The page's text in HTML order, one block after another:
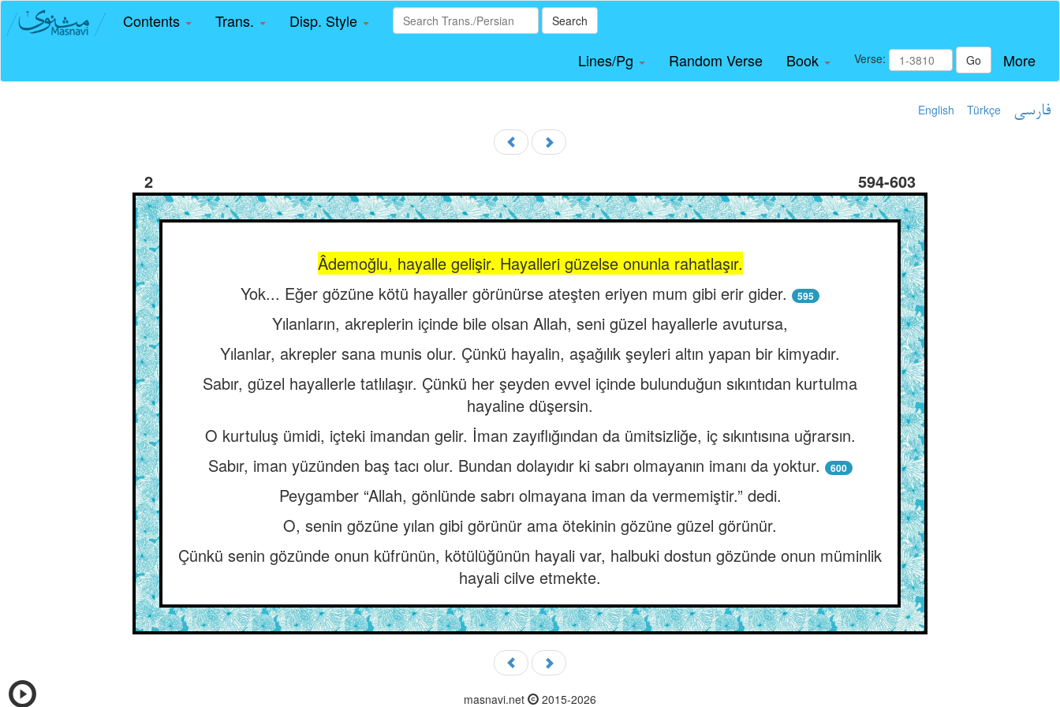
Contents Trans. Disp. Style Search
Lines/Pg Random Verse Book Verse: Go More
English Türkçe فارسی
2 594-603
Âdemoğlu, hayalle gelişir. Hayalleri güzelse onunla rahatlaşır.
Yok... Eğer gözüne kötü hayaller görünürse ateşten eriyen mum gibi erir gider.
595
Yılanların, akreplerin içinde bile olsan Allah, seni güzel hayallerle avutursa,
Yılanlar, akrepler sana munis olur. Çünkü hayalin, aşağılık şeyleri altın yapan bir kimyadır.
Sabır, güzel hayallerle tatlılaşır. Çünkü her şeyden evvel içinde bulunduğun sıkıntıdan kurtulma
hayaline düşersin.
O kurtuluş ümidi, içteki imandan gelir. İman zayıflığından da ümitsizliğe, iç sıkıntısına uğrarsın.
Sabır, iman yüzünden baş tacı olur. Bundan dolayıdır ki sabrı olmayanın imanı da yoktur.
600
Peygamber “Allah, gönlünde sabrı olmayana iman da vermemiştir.” dedi.
O, senin gözüne yılan gibi görünür ama ötekinin gözüne güzel görünür.
Çünkü senin gözünde onun küfrünün, kötülüğünün hayali var, halbuki dostun gözünde onun müminlik
hayali cilve etmekte.
masnavi.net 2015-2026